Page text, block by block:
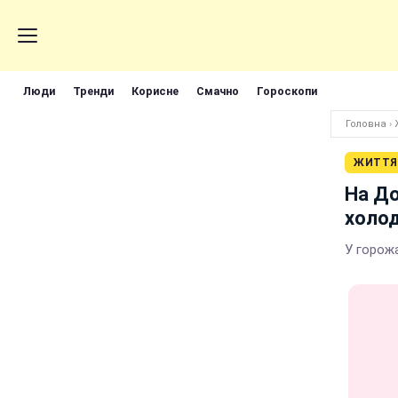
Люди Тренди Корисне Смачно Гороскопи
Головна ›
ЖИТТЯ
На
У